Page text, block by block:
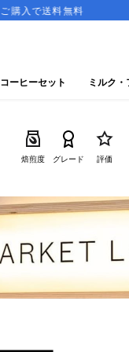
ゲイシャの
焙煎度 グレード 評価
コーヒーセット ミルク